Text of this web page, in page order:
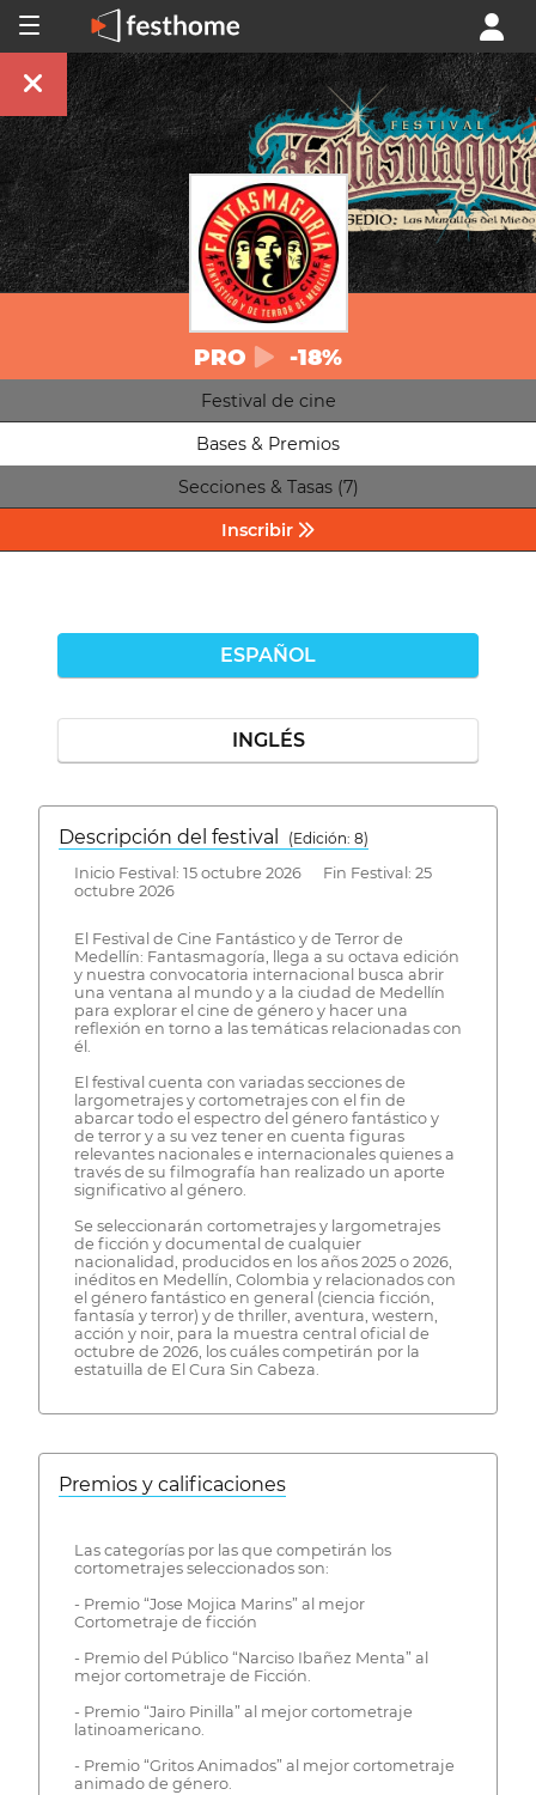
PRO -18%
Festival de cine
Bases & Premios
Secciones & Tasas (7)
Inscribir
ESPAÑOL
INGLÉS
Descripción del festival
( Edición: 8)
Inicio Festival: 15 octubre 2026 Fin Festival: 25
octubre 2026
El Festival de Cine Fantástico y de Terror de
Medellín: Fantasmagoría, llega a su octava edición
y nuestra convocatoria internacional busca abrir
una ventana al mundo y a la ciudad de Medellín
para explorar el cine de género y hacer una
reflexión en torno a las temáticas relacionadas con
él.
El festival cuenta con variadas secciones de
largometrajes y cortometrajes con el fin de
abarcar todo el espectro del género fantástico y
de terror y a su vez tener en cuenta figuras
relevantes nacionales e internacionales quienes a
través de su filmografía han realizado un aporte
significativo al género.
Se seleccionarán cortometrajes y largometrajes
de ficción y documental de cualquier
nacionalidad, producidos en los años 2025 o 2026,
inéditos en Medellín, Colombia y relacionados con
el género fantástico en general (ciencia ficción,
fantasía y terror) y de thriller, aventura, western,
acción y noir, para la muestra central oficial de
octubre de 2026, los cuáles competirán por la
estatuilla de El Cura Sin Cabeza.
Premios y calificaciones
Las categorías por las que competirán los
cortometrajes seleccionados son:
- Premio “Jose Mojica Marins” al mejor
Cortometraje de ficción
- Premio del Público “Narciso Ibañez Menta” al
mejor cortometraje de Ficción.
- Premio “Jairo Pinilla” al mejor cortometraje
latinoamericano.
- Premio “Gritos Animados” al mejor cortometraje
animado de género.